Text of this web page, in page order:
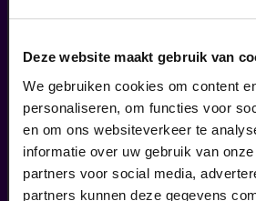
Deze website maakt gebruik van
We gebruiken cookies om content
personaliseren, om functies voor
en om ons websiteverkeer te
informatie over uw gebruik van
partners voor social media,
partners kunnen deze gegevens
Passiespelen Tegelen
Kruisig mij